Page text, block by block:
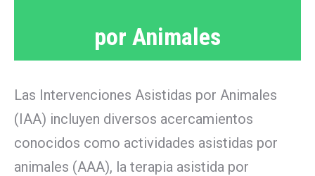
por Animales
Las Intervenciones Asistidas por Animales
(IAA) incluyen diversos acercamientos
conocidos como actividades asistidas por
animales (AAA), la terapia asistida por